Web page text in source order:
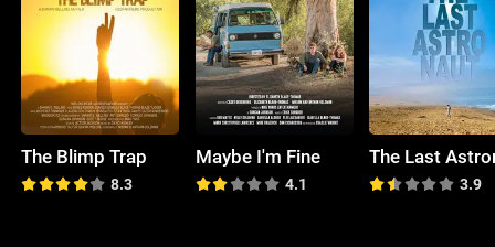
The Blimp Trap
8.3
Maybe I'm Fine
4.1 3.9